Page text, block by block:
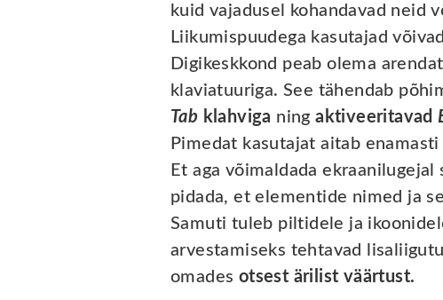
kuid vajadusel kohandavad neid
Liikumispuudega kasutajad
Digikeskkond peab olema
klaviatuuriga. See tähendab
Tab klahviga ningaktiveeritavad
Pimedat kasutajat aitab
Et aga võimaldada
pidada, et elementide nimed ja
Samuti tuleb piltidele ja
arvestamiseks tehtavad
omades otsest ärilist väärtust.